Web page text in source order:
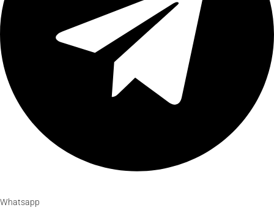
Whatsapp